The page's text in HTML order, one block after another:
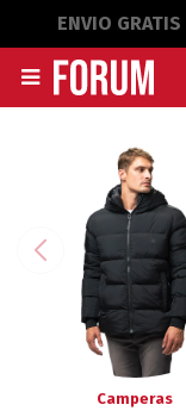
ENVIO GRATIS

Camperas